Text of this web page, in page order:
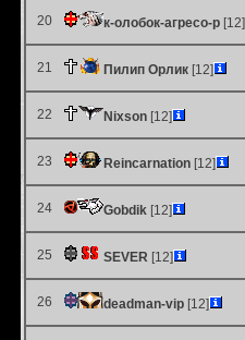
20 к-олобок-агресо-р [12]
21 Пилип Орлик [12]
22 Nixson [12]
23 Reincarnation [12]
24 Gobdik [12]
25 SEVER [12]
26 deadman-vip [12]